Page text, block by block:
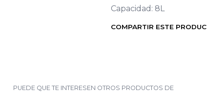
Capacidad: 8L
COMPARTIR ESTE
PUEDE QUE TE INTERESEN OTROS PRODUCTOS DE